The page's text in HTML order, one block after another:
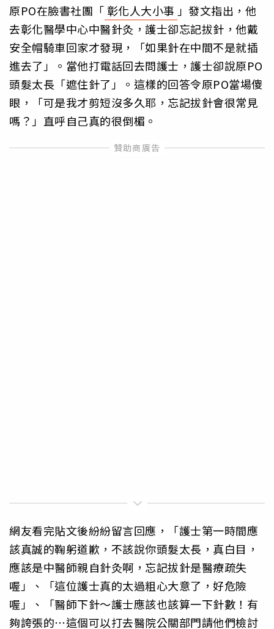
原PO在臉書社團「彰化人大小事 」發文指出，他
去彰化醫學中心中醫針灸，護士卻忘記拔針，他戴
安全帽騎車回家才發現，「如果針在中間不是就插
進去了」。當他打電話回去問護士，護士卻說原PO
頭髮太長「遮住針了」。這樣的回答令原PO當場傻
眼，「可是我才剪短沒多久耶，忘記拔針會很常見
嗎？」直呼自己真的很倒楣。
網友看完貼文後紛紛留言回應，「護士第一時間應
該真誠的鞠躬道歉，不該說你頭髮太長，真白目，
應該是中醫師親自針灸啊，忘記拔針是醫療疏失
喔」、「這位護士真的太過粗心大意了，好危險
喔」、「醫師下針～護士應該也該算一下針數！有
夠誇張的⋯這個可以打去醫院公關部門請他們檢討